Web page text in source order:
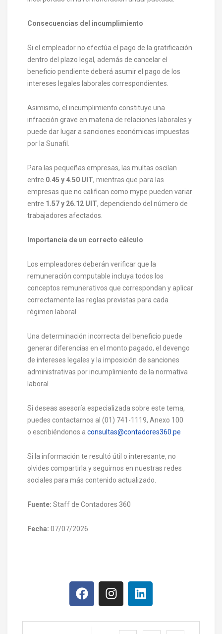
Consecuencias del incumplimiento
Si el empleador no efectúa el pago de la gratificación
dentro del plazo legal, además de cancelar el
beneficio pendiente deberá asumir el pago de los
intereses legales laborales correspondientes.
Asimismo, el incumplimiento constituye una
infracción grave en materia de relaciones laborales y
puede dar lugar a sanciones económicas impuestas
por la Sunafil.
Para las pequeñas empresas, las multas oscilan
entre 0.45 y 4.50 UIT, mientras que para las
empresas que no califican como mype pueden variar
entre 1.57 y 26.12 UIT, dependiendo del número de
trabajadores afectados.
Importancia de un correcto cálculo
Los empleadores deberán verificar que la
remuneración computable incluya todos los
conceptos remunerativos que correspondan y aplicar
correctamente las reglas previstas para cada
régimen laboral.
Una determinación incorrecta del beneficio puede
generar diferencias en el monto pagado, el devengo
de intereses legales y la imposición de sanciones
administrativas por incumplimiento de la normativa
laboral.
Si deseas asesoría especializada sobre este tema,
puedes contactarnos al (01) 741-1119, Anexo 100
o escribiéndonos a consultas@contadores360.pe
Si la información te resultó útil o interesante, no
olvides compartirla y seguirnos en nuestras redes
sociales para más contenido actualizado.
Fuente: Staff de Contadores 360
Fecha: 07/07/2026